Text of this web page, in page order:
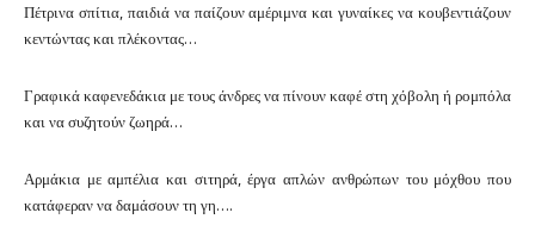
Πέτρινα σπίτια, παιδιά να παίζουν αμέριμνα και γυναίκες να κουβεντιάζουν
κεντώντας και πλέκοντας…
Γραφικά καφενεδάκια με τους άνδρες να πίνουν καφέ στη χόβολη ή ρομπόλα
και να συζητούν ζωηρά…
Αρμάκια με αμπέλια και σιτηρά, έργα απλών ανθρώπων του μόχθου που
κατάφεραν να δαμάσουν τη γη….